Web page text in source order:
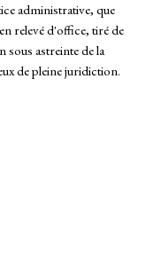
administrative, que
relevé d'office, tiré de
astreinte de la
de pleine juridiction.